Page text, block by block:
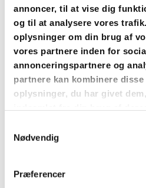
annoncer, til at vise dig
og til at analysere vores
oplysninger om din brug af
vores partnere inden for
annonceringspartnere og
partnere kan kombinere disse
oplysninger, du har givet
Nødvendig
Præferencer
Læs